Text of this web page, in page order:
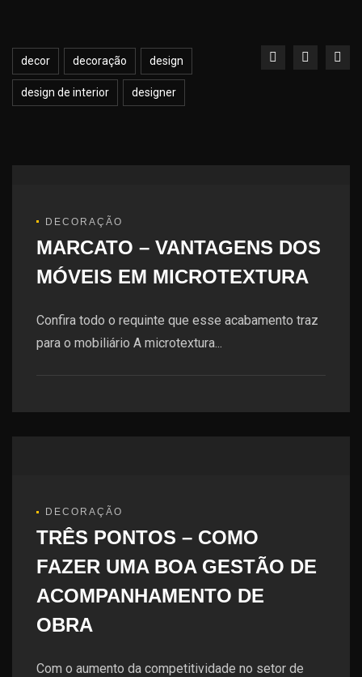
decor decoração design
design de interior designer
DECORAÇÃO
MARCATO – VANTAGENS DOS
MÓVEIS EM MICROTEXTURA
Confira todo o requinte que esse acabamento traz
para o mobiliário A microtextura...
DECORAÇÃO
TRÊS PONTOS – COMO
FAZER UMA BOA GESTÃO DE
ACOMPANHAMENTO DE
OBRA
Com o aumento da competitividade no setor de